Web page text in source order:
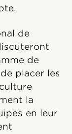
de
de
placer les
la
en leur